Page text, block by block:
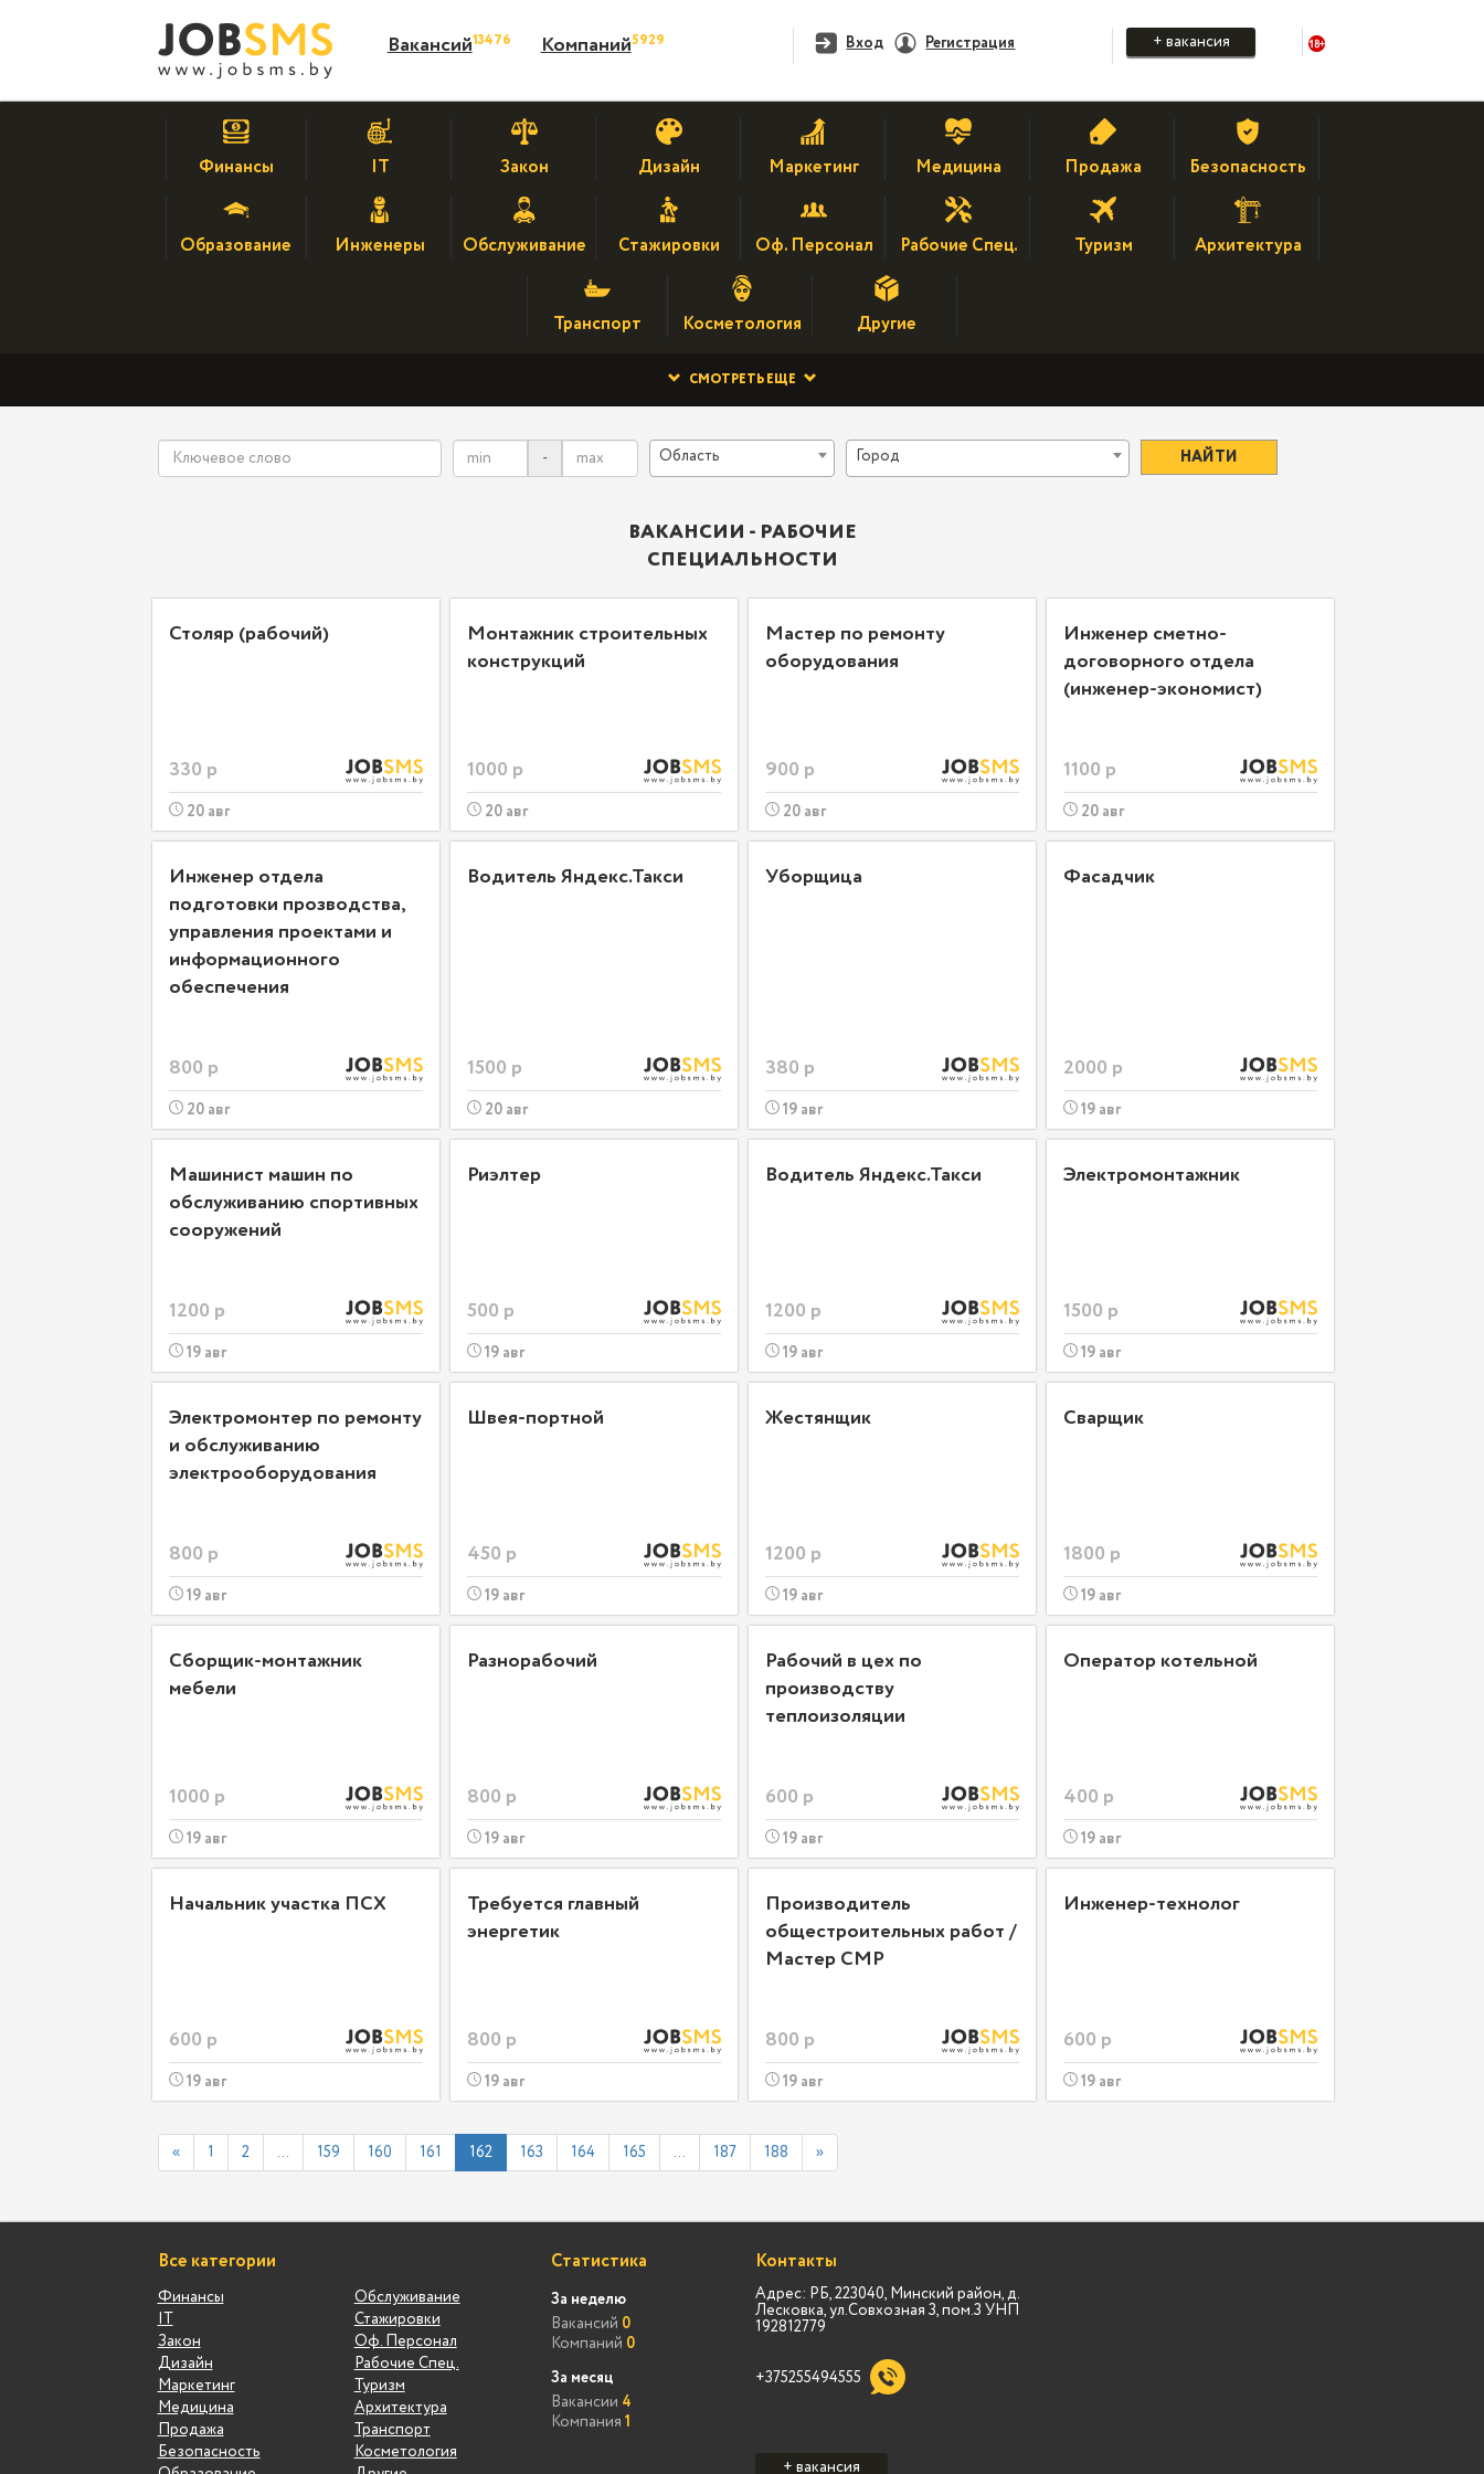
Вакансий13476 Компаний5929 Вход Регистрация + вакансия
Финансы IT Закон Дизайн Маркетинг Медицина Продажа Безопасность
Образование Инженеры Обслуживание Стажировки Оф. Персонал Рабочие Спец. Туризм Архитектура
Транспорт Косметология Другие
СМОТРЕТЬ ЕЩЕ
- Область Город
ВАКАНСИИ - РАБОЧИЕ
СПЕЦИАЛЬНОСТИ
Столяр (рабочий)
330 р
20 авг
Монтажник строительных
конструкций
1000 р
20 авг
Мастер по ремонту
оборудования
900 р
20 авг
Инженер сметно-
договорного отдела
(инженер-экономист)
1100 р
20 авг
Инженер отдела
подготовки прозводства,
управления проектами и
информационного
обеспечения
800 р
20 авг
Водитель Яндекс.Такси
1500 р
20 авг
Уборщица
380 р
19 авг
Фасадчик
2000 р
19 авг
Машинист машин по
обслуживанию спортивных
сооружений
1200 р
19 авг
Риэлтер
500 р
19 авг
Водитель Яндекс.Такси
1200 р
19 авг
Электромонтажник
1500 р
19 авг
Электромонтер по ремонту
и обслуживанию
электрооборудования
800 р
19 авг
Швея-портной
450 р
19 авг
Жестянщик
1200 р
19 авг
Сварщик
1800 р
19 авг
Сборщик-монтажник
мебели
1000 р
19 авг
Разнорабочий
800 р
19 авг
Рабочий в цех по
производству
теплоизоляции
600 р
19 авг
Оператор котельной
400 р
19 авг
Начальник участка ПСХ
600 р
19 авг
Требуется главный
энергетик
800 р
19 авг
Производитель
общестроительных работ /
Мастер СМР
800 р
19 авг
Инженер-технолог
600 р
19 авг
« 1 2 ... 159 160 161 162 163 164 165 ... 187 188 »
Все категории
Финансы
IT
Закон
Дизайн
Маркетинг
Медицина
Продажа
Безопасность
Обслуживание
Стажировки
Оф. Персонал
Рабочие Спец.
Туризм
Архитектура
Транспорт
Косметология
Статистика
За неделю
Вакансий 0
Компаний 0
За месяц
Вакансии 4
Компания 1
Контакты
Адрес: РБ, 223040, Минский район, д.
Лесковка, ул.Совхозная 3, пом.3 УНП
192812779
+375255494555
+ вакансия